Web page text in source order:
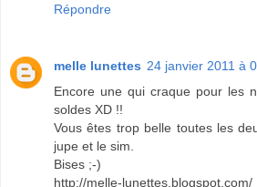
Répondre
melle lunettes 24 janvier 2011 à
Encore une qui craque pour les
soldes XD !!
Vous êtes trop belle toutes les
jupe et le sim.
Bises ;-)
http://melle-lunettes.blogspot.com/